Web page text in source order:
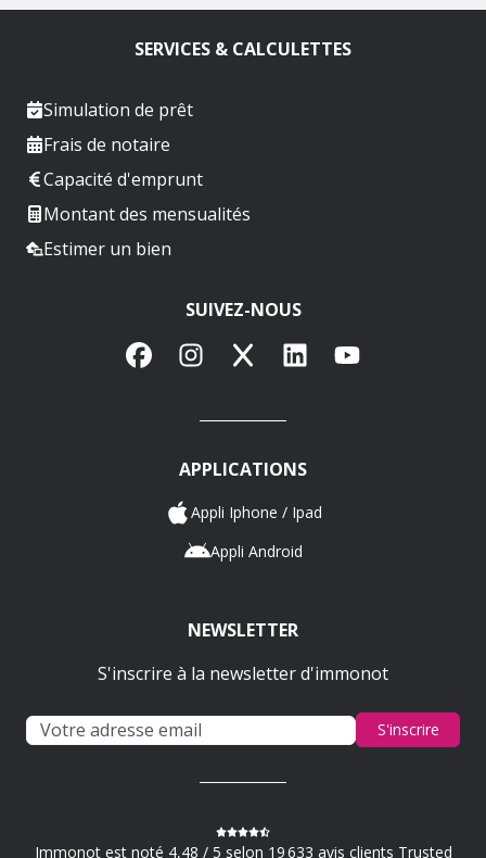
SERVICES & CALCULETTES
Simulation de prêt
Frais de notaire
Capacité d'emprunt
Montant des mensualités
Estimer un bien
SUIVEZ-NOUS
FacebookInstagram
X LinkedInYouTube
APPLICATIONS
Appli Iphone / Ipad
Appli Android
NEWSLETTER
S'inscrire à la newsletter d'immonot
S'inscrire
Immonot est noté 4,48 / 5 selon 19 633 avis clients Trusted